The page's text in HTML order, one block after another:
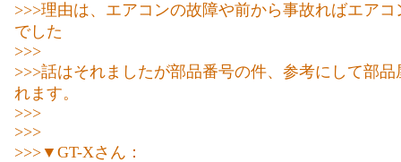
>>>理由は、エアコンの故障や前から事故ればエアコ
でした
>>>
>>>話はそれましたが部品番号の件、参考にして部品
れます。
>>>
>>>
>>>▼GT-Xさん：